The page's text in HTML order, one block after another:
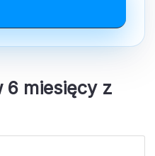
6 miesięcy z